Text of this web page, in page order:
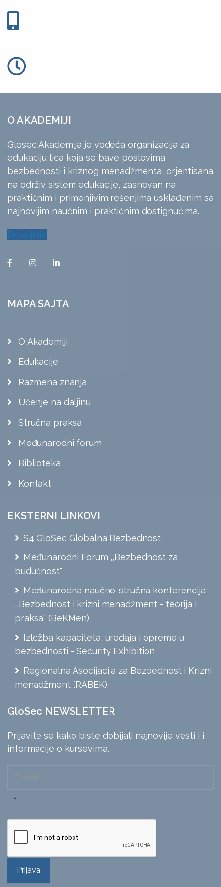
O AKADEMIJI
Glosec Akademija je vodeća organizacija za
edukaciju lica koja se bave poslovima
bezbednosti i kriznog menadžmenta, orjentisana
na održiv sistem edukacije, zasnovan na
praktičnim i primenjivim rešenjima usklađenim sa
najnovijim naučnim i praktičnim dostignućima.
Detaljnije
MAPA SAJTA
O Akademiji
Edukacije
Razmena znanja
Učenje na daljinu
Stručna praksa
Međunarodni forum
Biblioteka
Kontakt
EKSTERNI LINKOVI
S4 GloSec Globalna Bezbednost
Međunarodni Forum ,,Bezbednost za
budućnost"
Međunarodna naučno-stručna konferencija
,,Bezbednost i krizni menadžment - teorija i
praksa" (BeKMen)
Izložba kapaciteta, uređaja i opreme u
bezbednosti - Security Exhibition
Regionalna Asocijacija za Bezbednost i Krizni
menadžment (RABEK)
GloSec NEWSLETTER
Prijavite se kako biste dobijali najnovije vesti i i
informacije o kursevima.
*
Prijava